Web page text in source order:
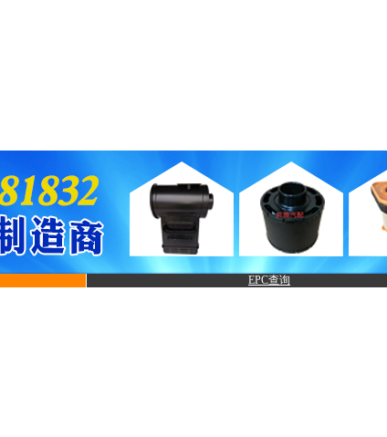
EPC查询